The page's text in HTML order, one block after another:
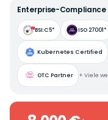
Enterprise-
BSI:C5* ISO 27001*
Kubernetes Certified
OTC Partner + Viele